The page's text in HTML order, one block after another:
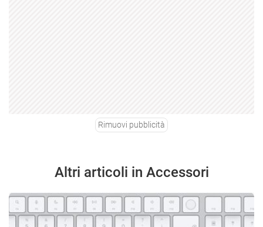
Rimuovi pubblicità
Altri articoli in Accessori